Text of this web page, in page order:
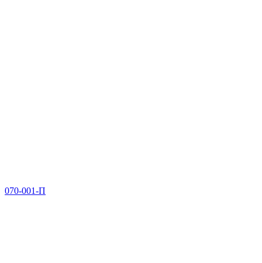
070-001-П